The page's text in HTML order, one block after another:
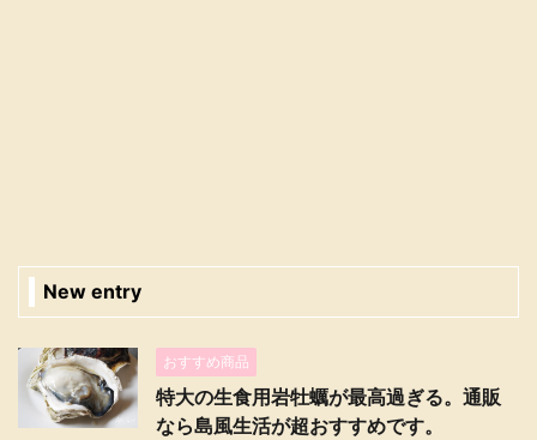
New entry
おすすめ商品
特大の生食用岩牡蠣が最高過ぎる。通販
なら島風生活が超おすすめです。